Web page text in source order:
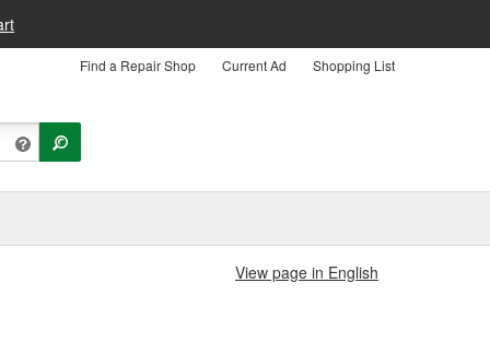
Find a Repair Shop Current Ad Shopping List
View page in English